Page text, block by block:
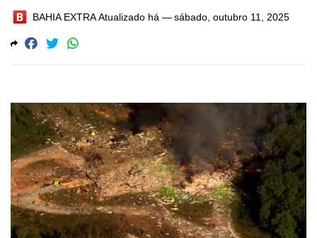
BAHIA EXTRAAtualizado há —sábado, outubro 11, 2025